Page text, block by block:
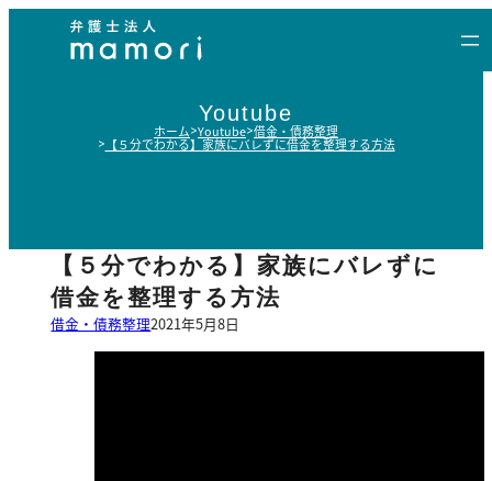
Youtube
ホーム Youtube 借金・債務整理
【５分でわかる】家族にバレずに借金を整理する方法
【５分でわかる】家族にバレずに
借金を整理する方法
借金・債務整理2021年5月8日